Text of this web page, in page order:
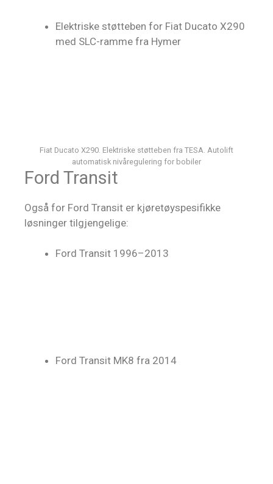
Elektriske støtteben for Fiat Ducato X290
med SLC-ramme fra Hymer
Fiat Ducato X290. Elektriske støtteben fra TESA. Autolift
automatisk nivåregulering for bobiler
Ford Transit
Også for Ford Transit er kjøretøyspesifikke
løsninger tilgjengelige:
Ford Transit 1996–2013
Ford Transit MK8 fra 2014